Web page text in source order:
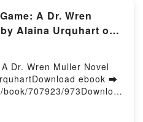
DE QUE HABLAMOS
RAYMOND CARVER
Firstory Hosting
Into Navigating Open
David Cooley, Carrie
A Deeper Dive Into
Jessica Fern, David
Epub, Polywise: A
Open Relationships
Carrie Jenkins, PhD
Dive Into
Jessica Fern, David
A Dr. Wren
Alaina Urquhart on
Dr. Wren Muller Novel
ebook ➡
707923/973Download
ePub Mobi) by Alaina